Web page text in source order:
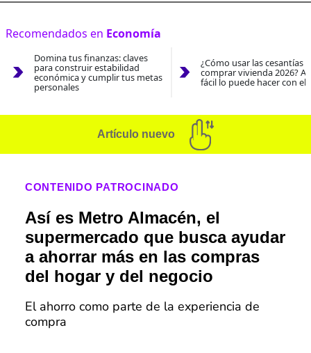
Recomendados en Economía
Domina tus finanzas: claves
para construir estabilidad
económica y cumplir tus metas
personales
¿Cómo usar las cesantías
comprar vivienda 2026?
fácil lo puede hacer con el
Artículo nuevo
CONTENIDO PATROCINADO
Así es Metro Almacén, el
supermercado que busca ayudar
a ahorrar más en las compras
del hogar y del negocio
El ahorro como parte de la experiencia de
compra